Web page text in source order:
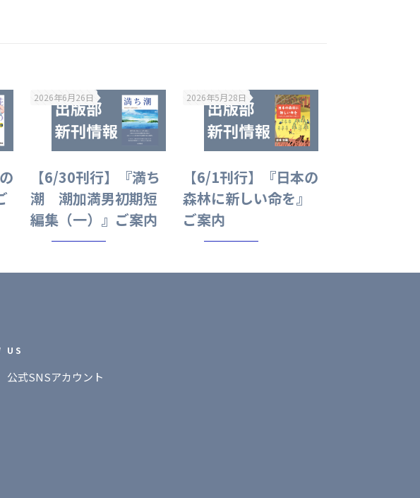
2026年6月26日
【6/30刊行】『満ち
潮 潮加満男初期短
編集（一）』ご案内
2026年5月28日
【6/1刊行】『日本の
森林に新しい命を』
ご案内
US
式SNSアカウント